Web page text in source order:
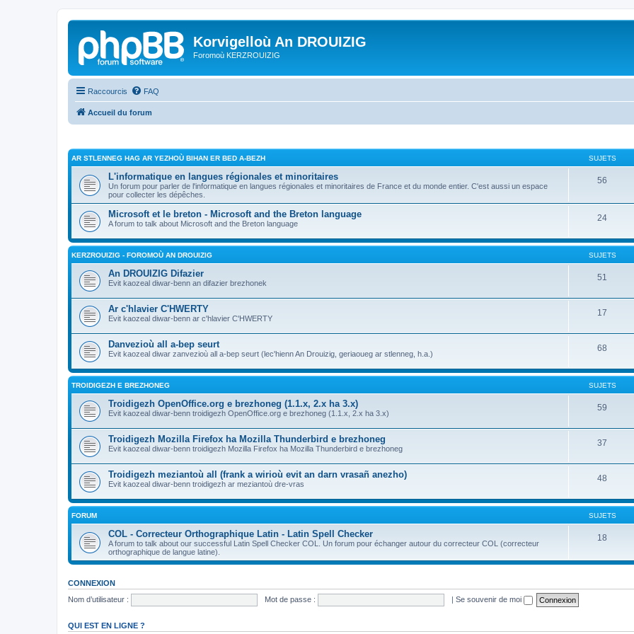
Korvigelloù An DROUIZIG
Foromoù KERZROUIZIG
Raccourcis FAQ
Accueil du forum
AR STLENNEG HAG AR YEZHOÙ BIHAN ER BED A-BEZH SUJETS
L'informatique en langues régionales et minoritaires
Un forum pour parler de l'informatique en langues régionales et minoritaires de France et du monde entier. C'est aussi un espace
pour collecter les dépêches.
56
Microsoft et le breton - Microsoft and the Breton language
A forum to talk about Microsoft and the Breton language
24
KERZROUIZIG - FOROMOÙ AN DROUIZIG SUJETS
An DROUIZIG Difazier
Evit kaozeal diwar-benn an difazier brezhonek
51
Ar c'hlavier C'HWERTY
Evit kaozeal diwar-benn ar c'hlavier C'HWERTY
17
Danvezioù all a-bep seurt
Evit kaozeal diwar zanvezioù all a-bep seurt (lec'hienn An Drouizig, geriaoueg ar stlenneg, h.a.)
68
TROIDIGEZH E BREZHONEG SUJETS
Troidigezh OpenOffice.org e brezhoneg (1.1.x, 2.x ha 3.x)
Evit kaozeal diwar-benn troidigezh OpenOffice.org e brezhoneg (1.1.x, 2.x ha 3.x)
59
Troidigezh Mozilla Firefox ha Mozilla Thunderbird e brezhoneg
Evit kaozeal diwar-benn troidigezh Mozilla Firefox ha Mozilla Thunderbird e brezhoneg
37
Troidigezh meziantoù all (frank a wirioù evit an darn vrasañ anezho)
Evit kaozeal diwar-benn troidigezh ar meziantoù dre-vras
48
FORUM SUJETS
COL - Correcteur Orthographique Latin - Latin Spell Checker
A forum to talk about our successful Latin Spell Checker COL. Un forum pour échanger autour du correcteur COL (correcteur
orthographique de langue latine).
18
CONNEXION
Nom d’utilisateur :
Mot de passe : | Se souvenir de moi
QUI EST EN LIGNE ?